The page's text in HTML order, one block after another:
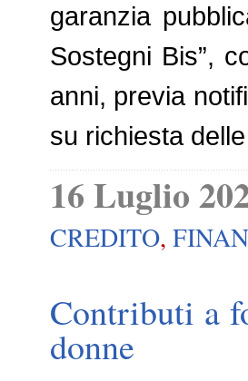
garanzia
Sostegni Bis”,
anni, previa
su richiesta
16 Luglio
CREDITO,
Contributi a
donne